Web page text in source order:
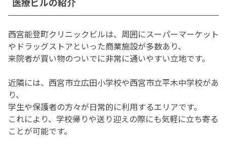
西宮能登町クリニックビルは、周囲にスーパーマーケット
やドラッグストアといった商業施設が多数あり、
来院者が買い物のついでに非常に通いやすい立地です。
近隣には、西宮市立広田小学校や西宮市立平木中学校があ
り、
学生や保護者の方々が日常的に利用するエリアです。
これにより、学校帰りや送り迎えの際にも気軽に立ち寄る
ことが可能です。